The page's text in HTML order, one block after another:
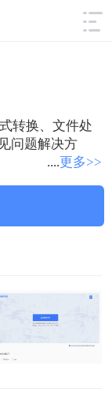
筛选
转换、文件处
问题解决方
....更多>>